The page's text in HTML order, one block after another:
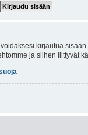
kirjautua
ja siihen liittyvät